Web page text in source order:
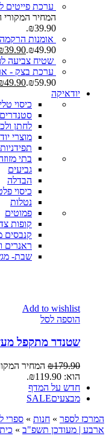
ערכת פייטים
המחיר המקורי היה:
₪39.90.
אומנות
₪49.90.
39.90
שטיח צביעה
ערכת בצק -
₪59.90.
49.90
יודאיקה
כיסוי
סטנדרים
לחתן
מוצרי
בתי
גביעים
הבדלה
כיסוי
נטלות
פמוטים
קופות
קנבסים
ראנרים
שבת-
Add to wishlist
הוספה לסל
שטנדר מתקפל
₪179.90 המחיר המקורי
הוא: ₪119.90.
חדש על המדף
מבצעיםSALE
המרכז לספר » חנות » ספרי
ארבע | מעודכן תשפ"ב »